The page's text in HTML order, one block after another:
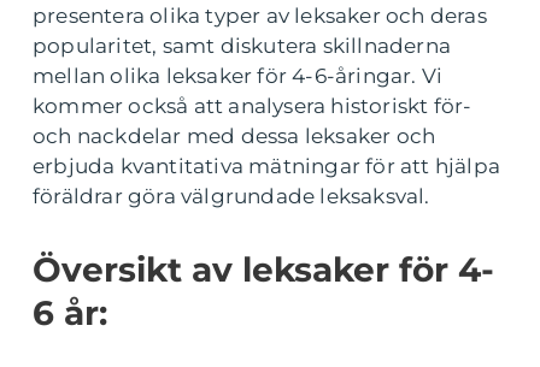
presentera olika typer av leksaker och deras
popularitet, samt diskutera skillnaderna
mellan olika leksaker för 4-6-åringar. Vi
kommer också att analysera historiskt för-
och nackdelar med dessa leksaker och
erbjuda kvantitativa mätningar för att hjälpa
föräldrar göra välgrundade leksaksval.
Översikt av leksaker för 4-
6 år: